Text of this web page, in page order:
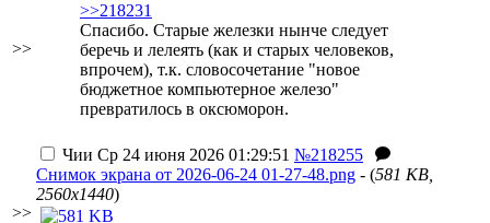
>>
>>218231
Спасибо. Старые железки нынче следует
беречь и лелеять (как и старых человеков,
впрочем), т.к. словосочетание "новое
бюджетное компьютерное железо"
превратилось в оксюморон.
>>
Чии Ср 24 июня 2026 01:29:51 №218255
Снимок экрана от 2026-06-24 01-27-48.png - (581 KB,
2560x1440)